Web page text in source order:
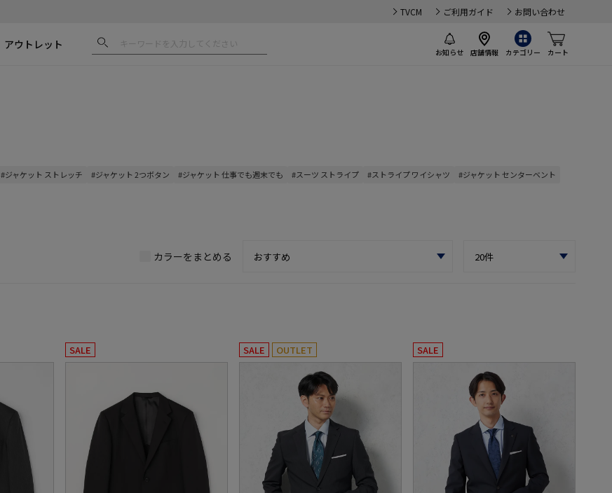
TVCM ご利用ガイド お問い合わせ
お知らせ 店舗情報 カテゴリー カート
アウトレット
#ジャケット ストレッチ #ジャケット 2つボタン #ジャケット 仕事でも週末でも #スーツ ストライプ #ストライプ ワイシャツ
#ジャケット センターベント
カラーをまとめる
SALE SALE OUTLET SALE